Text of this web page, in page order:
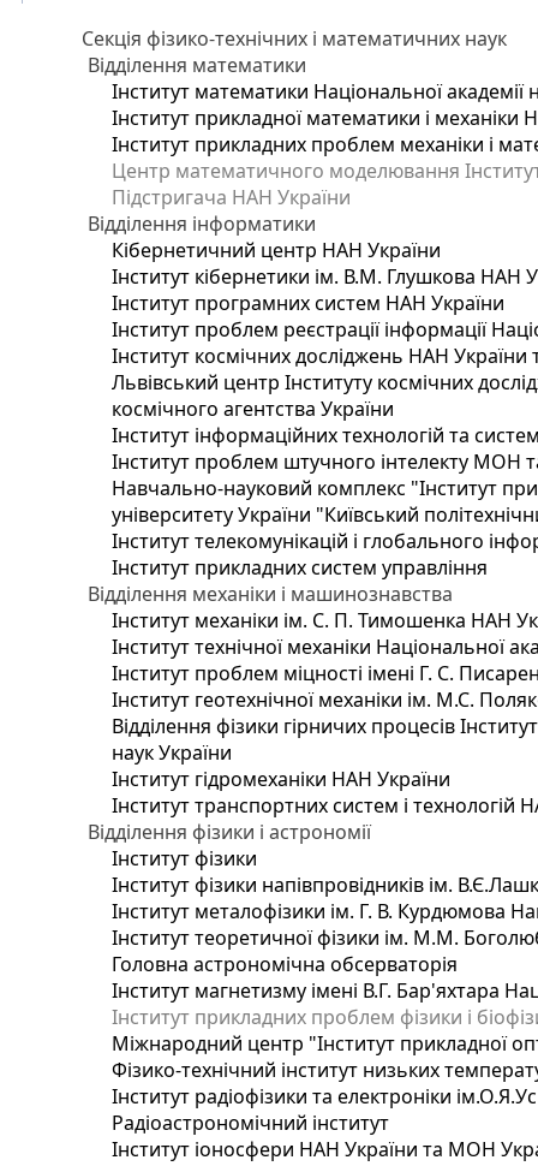
Секція фізико-технічних і математичних наук
Відділення математики
Інститут математики Національної академії
Інститут прикладної математики і механіки
Інститут прикладних проблем механіки і
Центр математичного моделювання
Підстригача НАН України
Відділення інформатики
Кібернетичний центр НАН України
Інститут кібернетики ім. В.М. Глушкова НАН
Інститут програмних систем НАН України
Інститут проблем реєстрації інформації
Інститут космічних досліджень НАН України
Львівський центр Інституту космічних
космічного агентства України
Інститут інформаційних технологій та
Інститут проблем штучного інтелекту МОН
Навчально-науковий комплекс "Інститут
університету України "Київський
Інститут телекомунікацій і глобального
Інститут прикладних систем управління
Відділення механіки і машинознавства
Інститут механіки ім. С. П. Тимошенка НАН
Інститут технічної механіки Національної
Інститут проблем міцності імені Г. С.
Інститут геотехнічної механіки ім. М.С.
Відділення фізики гірничих процесів
наук України
Інститут гідромеханіки НАН України
Інститут транспортних систем і технологій
Відділення фізики і астрономії
Інститут фізики
Інститут фізики напівпровідників ім.
Інститут металофізики ім. Г. В. Курдюмова
Інститут теоретичної фізики ім. М.М.
Головна астрономічна обсерваторія
Інститут магнетизму імені В.Г. Бар'яхтара
Інститут прикладних проблем фізики і
Міжнародний центр "Інститут прикладної
Фізико-технічний інститут низьких
Інститут радіофізики та електроніки
Радіоастрономічний інститут
Інститут іоносфери НАН України та МОН